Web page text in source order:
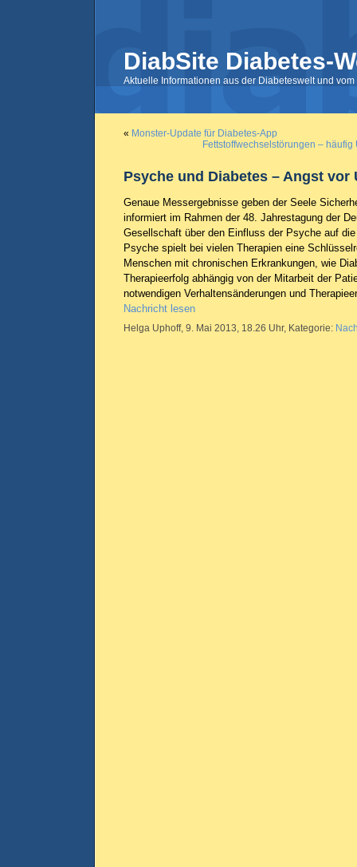
DiabSite Diabetes-
Aktuelle Informationen aus der Diabeteswelt und
« Monster-Update für Diabetes-App
Fettstoffwechselstörungen –
Psyche und Diabetes – Angst vor
Genaue Messergebnisse geben der Seele
informiert im Rahmen der 48. Jahrestagung der
Gesellschaft über den Einfluss der Psyche auf
Psyche spielt bei vielen Therapien eine
Menschen mit chronischen Erkrankungen, wie
Therapieerfolg abhängig von der Mitarbeit der
notwendigen Verhaltensänderungen und
Nachricht lesen
Helga Uphoff, 9. Mai 2013, 18.26 Uhr, Kategorie: